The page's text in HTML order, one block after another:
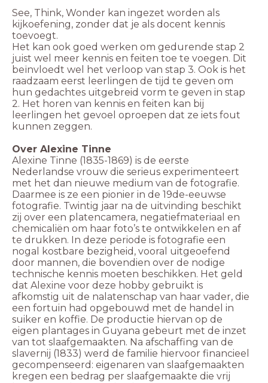
See, Think, Wonder kan ingezet worden als
kijkoefening, zonder dat je als docent kennis
Het kan ook goed werken om gedurende stap 2
juist wel meer kennis en feiten toe te voegen. Dit
beïnvloedt wel het verloop van stap 3. Ook is het
raadzaam eerst leerlingen de tijd te geven om
hun gedachtes uitgebreid vorm te geven in stap
2. Het horen van kennis en feiten kan bij
leerlingen het gevoel oproepen dat ze iets fout
Alexine Tinne (1835-1869) is de eerste
Nederlandse vrouw die serieus experimenteert
met het dan nieuwe medium van de fotografie.
Daarmee is ze een pionier in de 19de-eeuwse
fotografie. Twintig jaar na de uitvinding beschikt
zij over een platencamera, negatiefmateriaal en
chemicaliën om haar foto’s te ontwikkelen en af
te drukken. In deze periode is fotografie een
nogal kostbare bezigheid, vooral uitgeoefend
door mannen, die bovendien over de nodige
technische kennis moeten beschikken. Het geld
dat Alexine voor deze hobby gebruikt is
afkomstig uit de nalatenschap van haar vader, die
een fortuin had opgebouwd met de handel in
suiker en koffie. De productie hiervan op de
eigen plantages in Guyana gebeurt met de inzet
van tot slaafgemaakten. Na afschaffing van de
slavernij (1833) werd de familie hiervoor financieel
gecompenseerd: eigenaren van slaafgemaakten
kregen een bedrag per slaafgemaakte die vrij